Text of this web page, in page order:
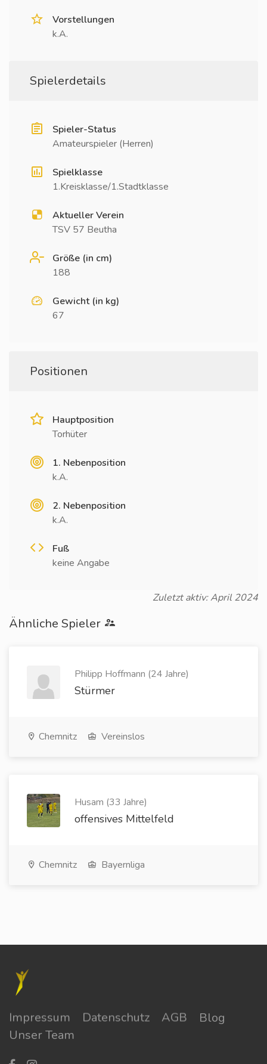
Vorstellungen
k.A.
Spielerdetails
Spieler-Status
Amateurspieler (Herren)
Spielklasse
1.Kreisklasse/1.Stadtklasse
Aktueller Verein
TSV 57 Beutha
Größe (in cm)
188
Gewicht (in kg)
67
Positionen
Hauptposition
Torhüter
1. Nebenposition
k.A.
2. Nebenposition
k.A.
Fuß
keine Angabe
Zuletzt aktiv: April 2024
Ähnliche Spieler
Philipp Hoffmann (24 Jahre)
Stürmer
Chemnitz Vereinslos
Husam (33 Jahre)
offensives Mittelfeld
Chemnitz Bayernliga
Impressum Datenschutz AGB
Blog
Unser Team